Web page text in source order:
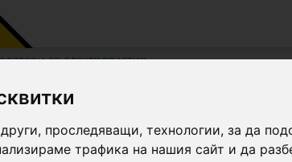
проследяващи, технологии, за да
трафика на нашия сайт и да
за електропастир
лента, с винт за дърво,